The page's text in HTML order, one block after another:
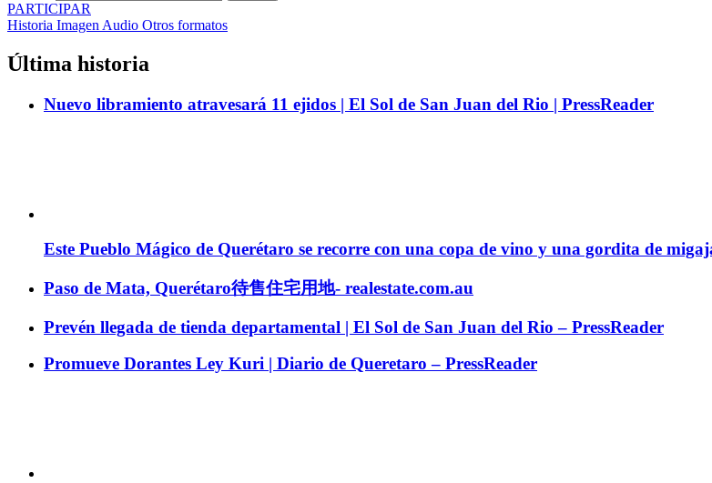
PARTICIPAR
Historia Imagen Audio Otros formatos
Última historia
Nuevo libramiento atravesará 11 ejidos | El Sol de San Juan del Rio | PressReader
Este Pueblo Mágico de Querétaro se recorre con una copa de vino y una gordita de
Paso de Mata, Querétaro待售住宅用地- realestate.com.au
Prevén llegada de tienda departamental | El Sol de San Juan del Rio – PressReader
Promueve Dorantes Ley Kuri | Diario de Queretaro – PressReader